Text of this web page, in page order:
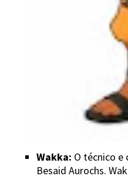
Wakka: O técnico
Besaid Aurochs.